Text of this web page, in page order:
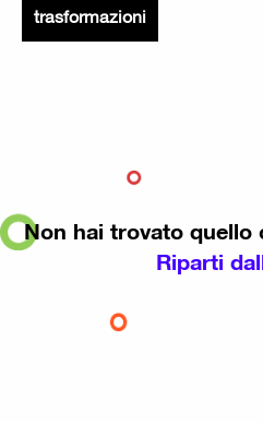
trasformazioni
Non hai trovato quello
Riparti